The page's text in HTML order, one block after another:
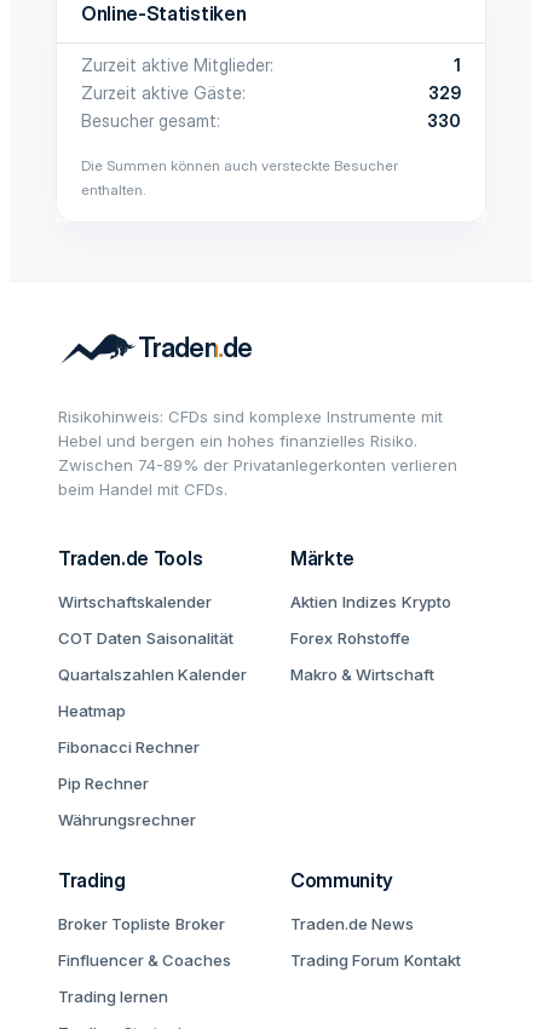
Online-Statistiken
Zurzeit aktive Mitglieder
1
Zurzeit aktive Gäste
329
Besucher gesamt
330
Die Summen können auch versteckte Besucher
enthalten.
Risikohinweis: CFDs sind komplexe Instrumente mit
Hebel und bergen ein hohes finanzielles Risiko.
Zwischen 74-89% der Privatanlegerkonten verlieren
beim Handel mit CFDs.
Traden.de Tools
Wirtschaftskalender
COT Daten Saisonalität
Quartalszahlen Kalender
Heatmap
Fibonacci Rechner
Pip Rechner
Währungsrechner
Märkte
Aktien Indizes Krypto
Forex Rohstoffe
Makro & Wirtschaft
Trading
Broker Topliste Broker
Finfluencer & Coaches
Trading lernen
Community
Traden.de News
Trading Forum Kontakt